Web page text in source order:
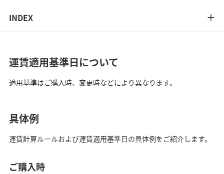
INDEX
運賃適用基準日について
適用基準はご購入時、変更時などにより異なります。
具体例
運賃計算ルールおよび運賃適用基準日の具体例をご紹介します。
ご購入時